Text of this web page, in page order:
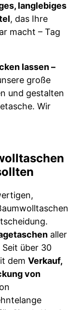
langlebiges
, das Ihre
macht – Tag
lassen –
große
und gestalten
Wir
aller
über 30
dem Verkauf,
von